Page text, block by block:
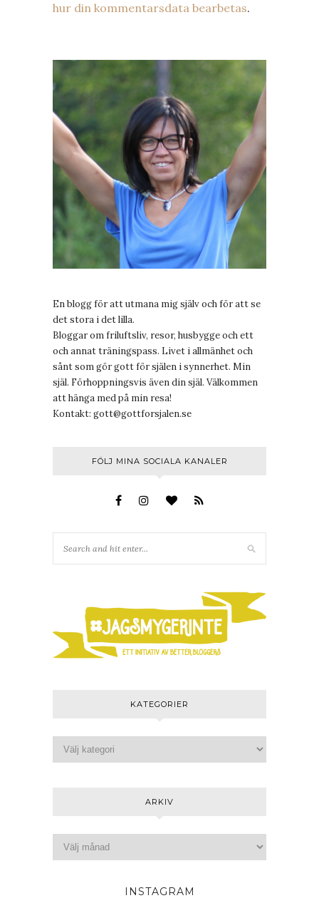
hur din kommentarsdata bearbetas.
En blogg för att utmana mig själv och för att se
det stora i det lilla.
Bloggar om friluftsliv, resor, husbygge och ett
och annat träningspass. Livet i allmänhet och
sånt som gör gott för själen i synnerhet. Min
själ. Förhoppningsvis även din själ. Välkommen
att hänga med på min resa!
Kontakt: gott@gottforsjalen.se
FÖLJ MINA SOCIALA KANALER
KATEGORIER
ARKIV
INSTAGRAM